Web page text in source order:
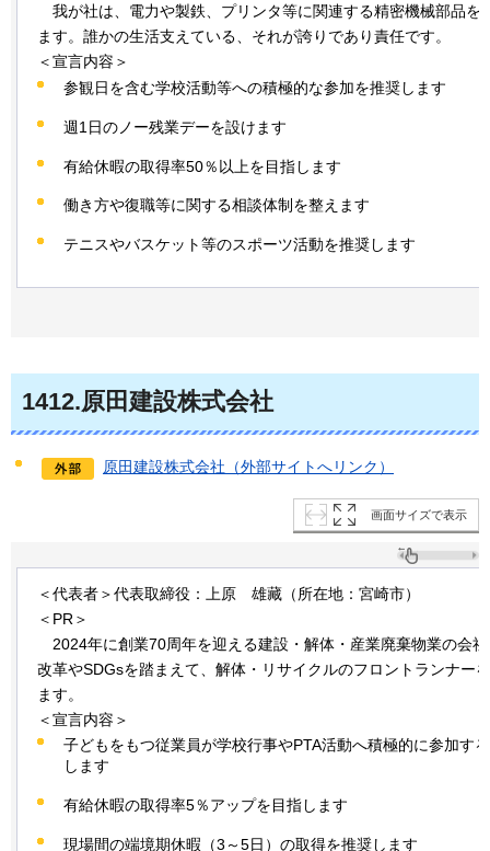
我が社は、電力や製鉄、プリンタ等に関連する精密機械部品を
ます。誰かの生活支えている、それが誇りであり責任です。
＜宣言内容＞
参観日を含む学校活動等への積極的な参加を推奨します
週1日のノー残業デーを設けます
有給休暇の取得率50％以上を目指します
働き方や復職等に関する相談体制を整えます
テニスやバスケット等のスポーツ活動を推奨します
1412.原田建設株式会社
原田建設株式会社（外部サイトへリンク）
画面サイズで表示
＜代表者＞代表取締役：上原 雄藏（所在地：宮崎市）
＜PR＞
2024年に創業70周年を迎える建設・解体・産業廃棄物業の会
改革やSDGsを踏まえて、解体・リサイクルのフロントランナー
ます。
＜宣言内容＞
子どもをもつ従業員が学校行事やPTA活動へ積極的に参加す
します
有給休暇の取得率5％アップを目指します
現場間の端境期休暇（3～5日）の取得を推奨します